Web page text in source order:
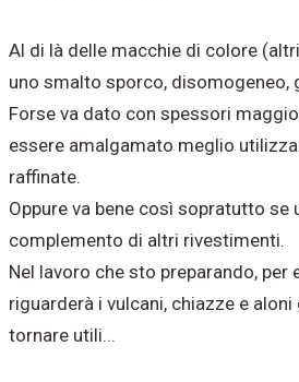
Al di là delle macchie di colore
uno smalto sporco, disomogeneo,
Forse va dato con spessori
essere amalgamato meglio
raffinate.
​Oppure va bene così sopratutto
complemento di altri rivestimenti.
Nel lavoro che sto preparando, per
riguarderà i vulcani, chiazze e
tornare utili...